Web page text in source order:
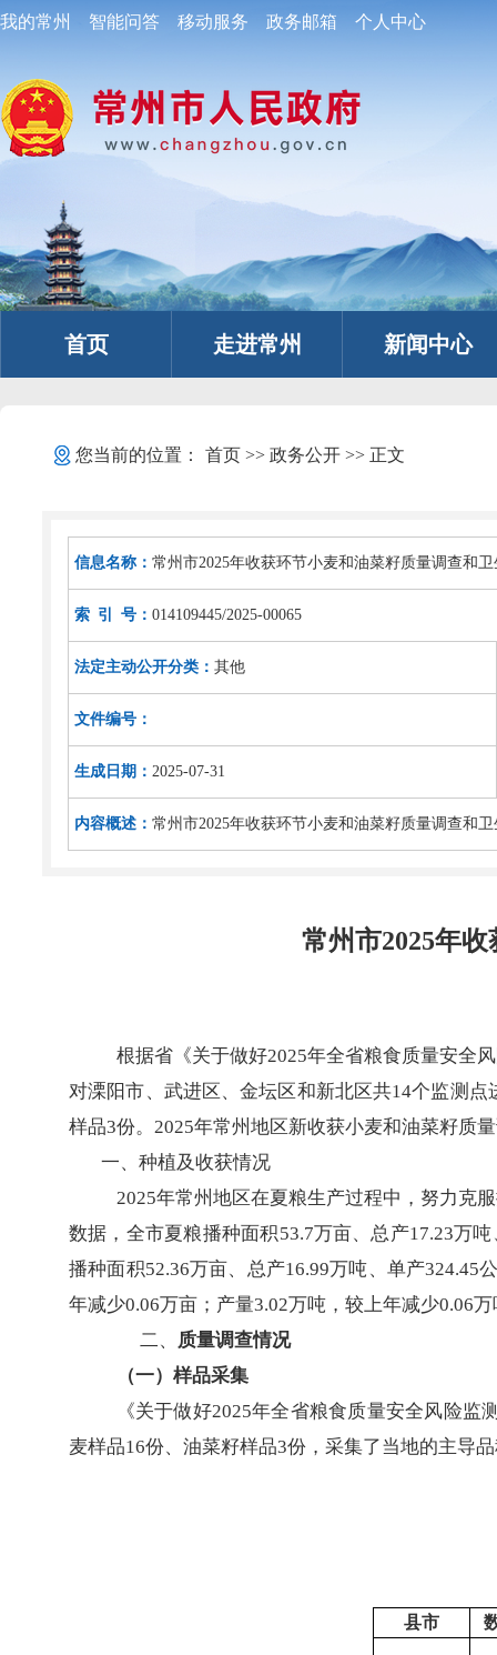
我的常州 智能问答 移动服务 政务邮箱 个人中心
首页 走进常州 新闻中心
您当前的位置： 首页>> 政务公开>> 正文
信息名称： 常州市2025年收获环节小麦和油菜籽质量调查和
索 引 号： 014109445/2025-00065
法定主动公开分类： 其他
文件编号：
生成日期： 2025-07-31
内容概述： 常州市2025年收获环节小麦和油菜籽质量调查和
常州市2025年
根据省《关于做好2025年全省粮食质量安全
对溧阳市、武进区、金坛区和新北区共14个监测
样品3份。2025年常州地区新收获小麦和油菜籽质
一、种植及收获情况
2025年常州地区在夏粮生产过程中，努力克
数据，全市夏粮播种面积53.7万亩、总产17.23万
播种面积52.36万亩、总产16.99万吨、单产324.45
年减少0.06万亩；产量3.02万吨，较上年减少0.06
二、 质量调查情况
（一）样品采集
《关于做好2025年全省粮食质量安全风险监
麦样品16份、油菜籽样品3份，采集了当地的主导
县市